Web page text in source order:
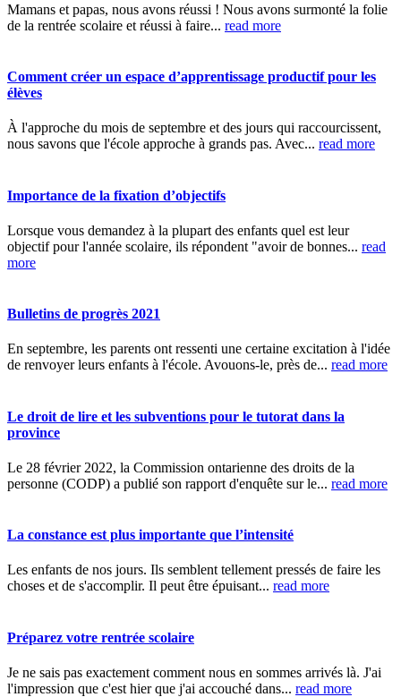
Mamans et papas, nous avons réussi ! Nous avons surmonté la folie
de la rentrée scolaire et réussi à faire... read more
Comment créer un espace d’apprentissage productif pour les
élèves
À l'approche du mois de septembre et des jours qui raccourcissent,
nous savons que l'école approche à grands pas. Avec... read more
Importance de la fixation d’objectifs
Lorsque vous demandez à la plupart des enfants quel est leur
objectif pour l'année scolaire, ils répondent "avoir de bonnes... read
more
Bulletins de progrès 2021
En septembre, les parents ont ressenti une certaine excitation à l'idée
de renvoyer leurs enfants à l'école. Avouons-le, près de... read more
Le droit de lire et les subventions pour le tutorat dans la
province
Le 28 février 2022, la Commission ontarienne des droits de la
personne (CODP) a publié son rapport d'enquête sur le... read more
La constance est plus importante que l’intensité
Les enfants de nos jours. Ils semblent tellement pressés de faire les
choses et de s'accomplir. Il peut être épuisant... read more
Préparez votre rentrée scolaire
Je ne sais pas exactement comment nous en sommes arrivés là. J'ai
l'impression que c'est hier que j'ai accouché dans... read more